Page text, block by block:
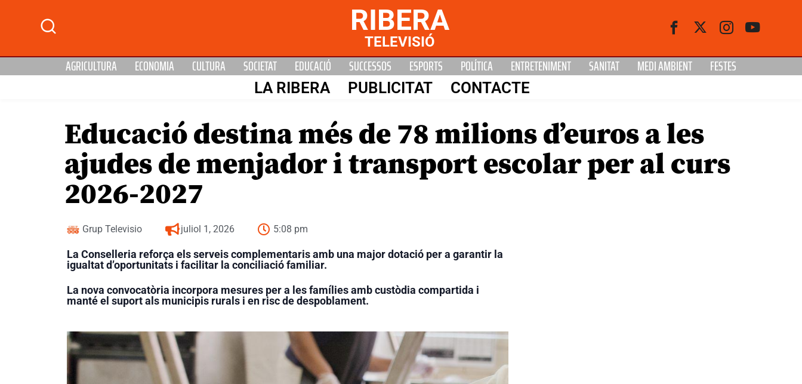
RIBERA
TELEVISIÓ
AGRICULTURA ECONOMIA CULTURA SOCIETAT EDUCACIÓ SUCCESSOS ESPORTS POLÍTICA ENTRETENIMENT SANITAT MEDI AMBIENT FESTES
LA RIBERA PUBLICITAT CONTACTE
Educació destina més de 78 milions d’euros a les
ajudes de menjador i transport escolar per al curs
2026-2027
Grup Televisio juliol 1, 2026 5:08 pm
La Conselleria reforça els serveis complementaris amb una major dotació per a garantir la
igualtat d’oportunitats i facilitar la conciliació familiar.
La nova convocatòria incorpora mesures per a les famílies amb custòdia compartida i
manté el suport als municipis rurals i en risc de despoblament.